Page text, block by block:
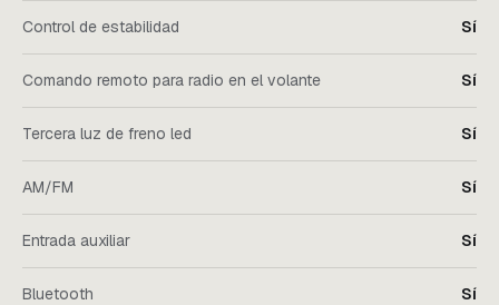
Control de estabilidad Sí
Comando remoto para radio en el volante Sí
Tercera luz de freno led Sí
AM/FM Sí
Entrada auxiliar Sí
Bluetooth Sí